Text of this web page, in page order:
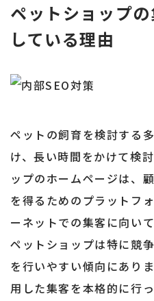
ペットショップ
している理由
ペットの飼育を検討する
け、長い時間をかけて検
ップのホームページは、
を得るためのプラットフ
ーネットでの集客に向い
ペットショップは特に競
を行いやすい傾向にあり
用した集客を本格的に行